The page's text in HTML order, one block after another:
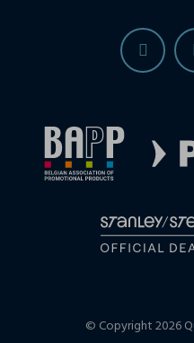
© Copyright 2026